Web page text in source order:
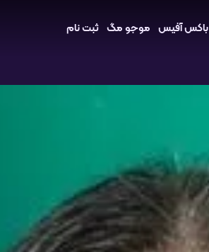
باکس آفیس موجو مگ ثبت نام